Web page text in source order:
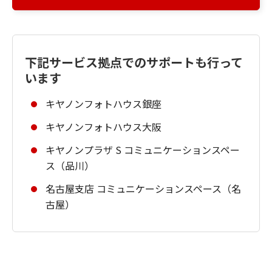
下記サービス拠点でのサポートも行って
います
キヤノンフォトハウス銀座
キヤノンフォトハウス大阪
キヤノンプラザ S コミュニケーションスペー
ス（品川）
名古屋支店 コミュニケーションスペース（名
古屋）